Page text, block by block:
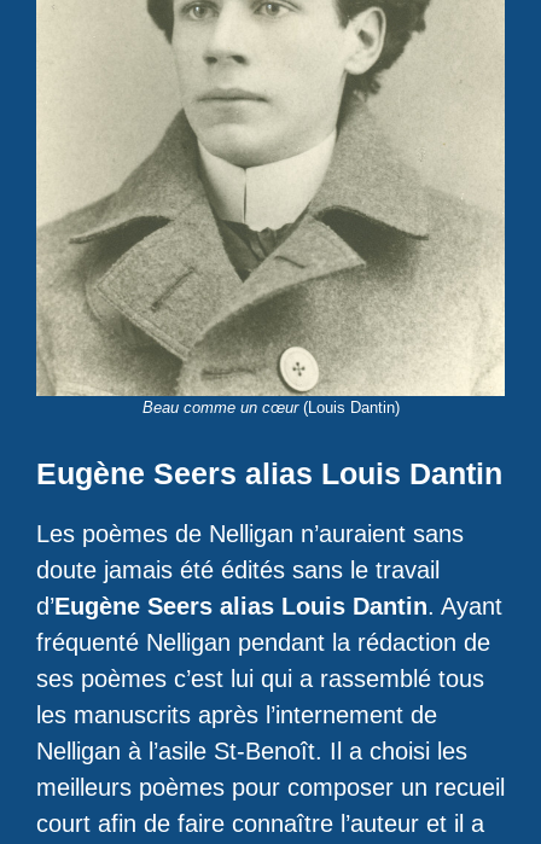
Beau comme un cœur(Louis Dantin)
Eugène Seers alias Louis Dantin
Les poèmes de Nelligan n’auraient sans
doute jamais été édités sans le travail
d’Eugène Seers alias Louis Dantin. Ayant
fréquenté Nelligan pendant la rédaction de
ses poèmes c’est lui qui a rassemblé tous
les manuscrits après l’internement de
Nelligan à l’asile St-Benoît. Il a choisi les
meilleurs poèmes pour composer un recueil
court afin de faire connaître l’auteur et il a